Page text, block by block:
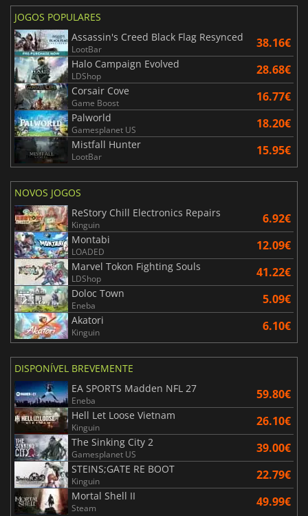
JOGOS POPULARES
Assassin's Creed Black Flag Resynced
LootBar 38.16€
Halo Campaign Evolved
LDShop 28.68€
Corsair Cove
Game Boost 16.77€
Palworld
Gamesplanet US 18.20€
Mistfall Hunter
LootBar 15.95€
NOVOS JOGOS
ReStory Chill Electronics Repairs
Kinguin 6.92€
Montabi
LOADED 12.09€
Marvel Tokon Fighting Souls
LDShop 41.22€
Doloc Town
Eneba 5.09€
Akatori
Kinguin 6.10€
DISPONÍVEL BREVEMENTE
EA SPORTS Madden NFL 27
Eneba 59.80€
Hell Let Loose Vietnam
Kinguin 26.10€
The Sinking City 2
Gamesplanet US 39.00€
STEINS;GATE RE BOOT
Kinguin 22.79€
Mortal Shell II
Steam 49.99€